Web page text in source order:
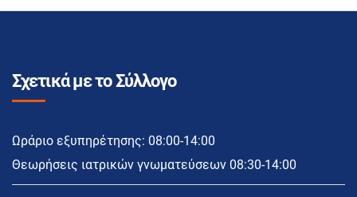
Σχετικά με το Σύλλογο
Ωράριο εξυπηρέτησης: 08:00-14:00
Θεωρήσεις ιατρικών γνωματεύσεων 08:30-14:00